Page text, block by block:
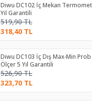
Diwu DC102 İç Mekan Termometre Nem Ölçer Saat 5
Yıl Garantili
519,90TL
318,40 TL
Diwu DC103 İç Dış Max-Min
Ölçer 5 Yıl Garantili
526,90TL
323,70 TL